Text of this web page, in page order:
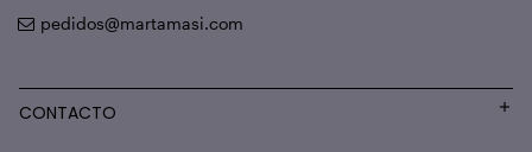
pedidos@martamasi.com
CONTACTO